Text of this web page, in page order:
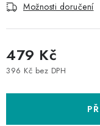
Možnosti doručení
479 Kč
396 Kč bez DPH